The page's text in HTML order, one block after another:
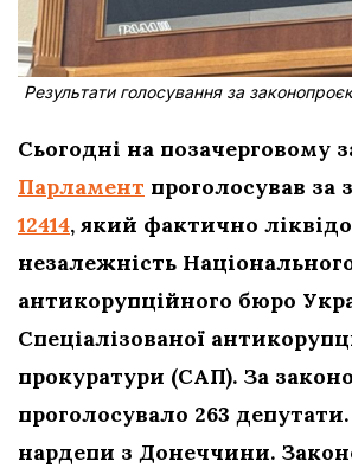
Результати голосування за
Сьогодні на позачерговому
Парламент проголосував за
12414, який фактично
незалежність
антикорупційного бюро
Спеціалізованої
прокуратури (САП). За
проголосувало 263
нардепи з Донеччини.